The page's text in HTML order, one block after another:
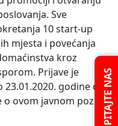
PITAJTE NAS
Sve
10 start-up
mjesta i povećanja
kroz
Prijave je
godine do
o ovom javnom pozivu